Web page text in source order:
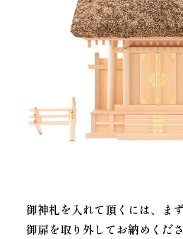
御神札を入れて頂くには、ま
御扉を取り外してお納めくださ